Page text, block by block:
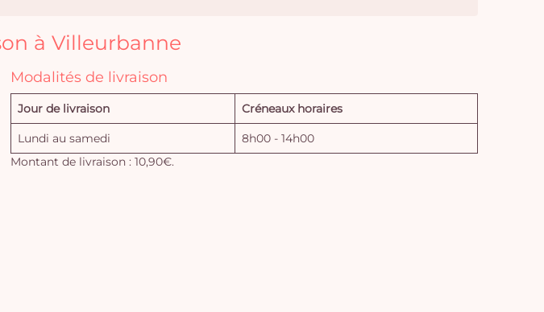
à Villeurbanne
Modalités de livraison
Jour de livraison Créneaux horaires
Lundi au samedi
8h00 - 14h00
Montant de livraison : 10,90€.